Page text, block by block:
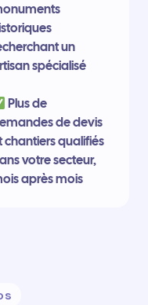
un
spécialisé
Plus de
de devis
chantiers qualifiés
votre secteur,
après mois